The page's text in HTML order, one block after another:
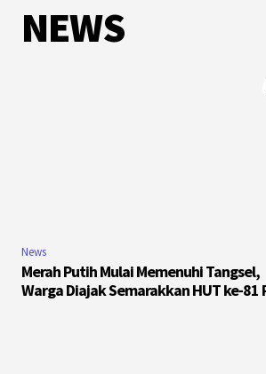
NEWS
News
Merah Putih Mulai Memenuhi Tangsel,
Warga Diajak Semarakkan HUT ke-81